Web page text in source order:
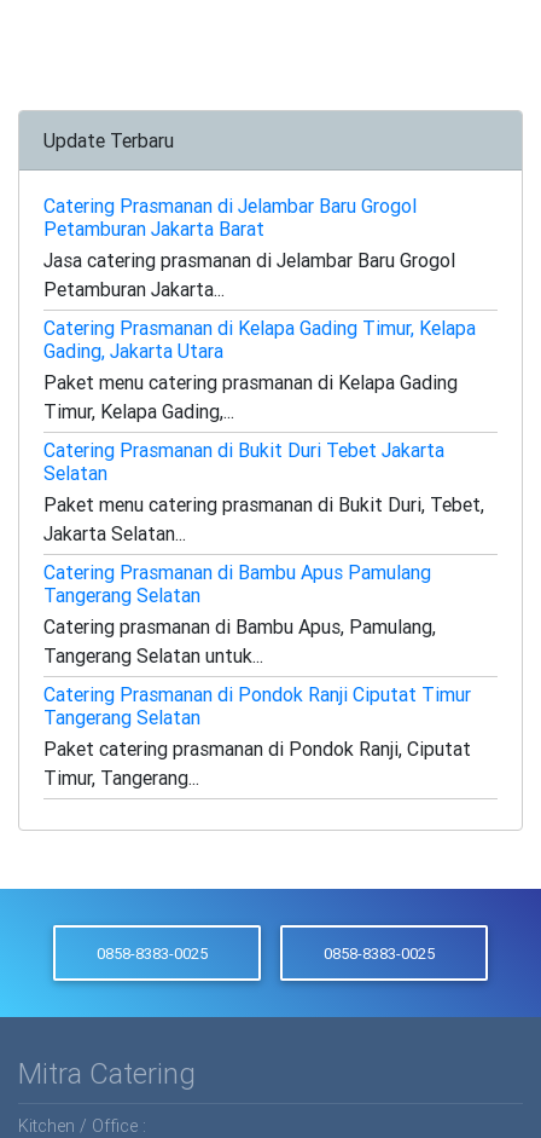
Update Terbaru
Catering Prasmanan di Jelambar Baru Grogol
Petamburan Jakarta Barat
Jasa catering prasmanan di Jelambar Baru Grogol
Petamburan Jakarta...
Catering Prasmanan di Kelapa Gading Timur, Kelapa
Gading, Jakarta Utara
Paket menu catering prasmanan di Kelapa Gading
Timur, Kelapa Gading,...
Catering Prasmanan di Bukit Duri Tebet Jakarta
Selatan
Paket menu catering prasmanan di Bukit Duri, Tebet,
Jakarta Selatan...
Catering Prasmanan di Bambu Apus Pamulang
Tangerang Selatan
Catering prasmanan di Bambu Apus, Pamulang,
Tangerang Selatan untuk...
Catering Prasmanan di Pondok Ranji Ciputat Timur
Tangerang Selatan
Paket catering prasmanan di Pondok Ranji, Ciputat
Timur, Tangerang...
0858-8383-0025 0858-8383-0025
Mitra Catering
Kitchen / Office :